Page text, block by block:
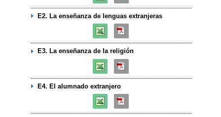
E2. La enseñanza de lenguas extranjeras
E3. La enseñanza de la religión
E4. El alumnado extranjero